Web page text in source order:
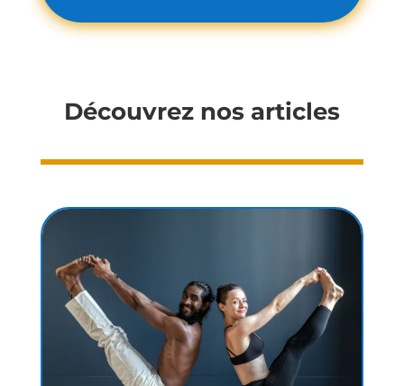
Découvrez nos articles